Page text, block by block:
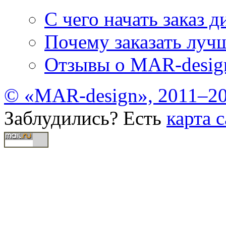
С чего начать заказ
Почему заказать
Отзывы о MAR-
© «MAR-design»,
Заблудились? Есть карта